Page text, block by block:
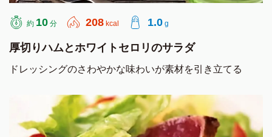
約 10 分 208 kcal 1.0 g
厚切りハムとホワイトセロリのサラダ
ドレッシングのさわやかな味わいが素材を引き立てる